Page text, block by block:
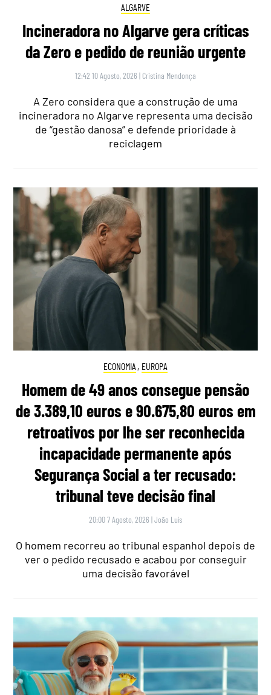
ALGARVE
Incineradora no Algarve gera críticas
da Zero e pedido de reunião urgente
12:42 10 Agosto, 2026 | Cristina Mendonça
A Zero considera que a construção de uma
incineradora no Algarve representa uma decisão
de “gestão danosa” e defende prioridade à
reciclagem
ECONOMIA , EUROPA
Homem de 49 anos consegue pensão
de 3.389,10 euros e 90.675,80 euros em
retroativos por lhe ser reconhecida
incapacidade permanente após
Segurança Social a ter recusado:
tribunal teve decisão final
20:00 7 Agosto, 2026 |João Luís
O homem recorreu ao tribunal espanhol depois de
ver o pedido recusado e acabou por conseguir
uma decisão favorável